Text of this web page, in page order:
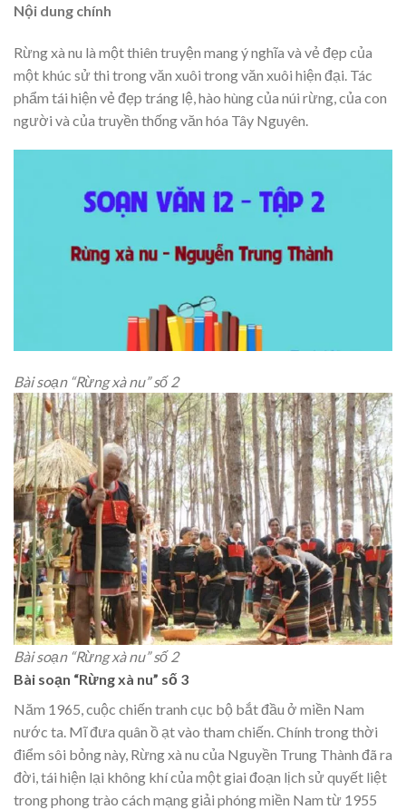
Nội dung chính
Rừng xà nu là một thiên truyện mang ý nghĩa và vẻ đẹp của
một khúc sử thi trong văn xuôi trong văn xuôi hiện đại. Tác
phẩm tái hiện vẻ đẹp tráng lệ, hào hùng của núi rừng, của con
người và của truyền thống văn hóa Tây Nguyên.
Bài soạn “Rừng xà nu” số 2
Bài soạn “Rừng xà nu” số 2
Bài soạn “Rừng xà nu” số 3
Năm 1965, cuộc chiến tranh cục bộ bắt đầu ở miền Nam
nước ta. Mĩ đưa quân ồ ạt vào tham chiến. Chính trong thời
điểm sôi bỏng này, Rừng xà nu của Nguyền Trung Thành đã ra
đời, tái hiện lại không khí của một giai đoạn lịch sử quyết liệt
trong phong trào cách mạng giải phóng miền Nam từ 1955